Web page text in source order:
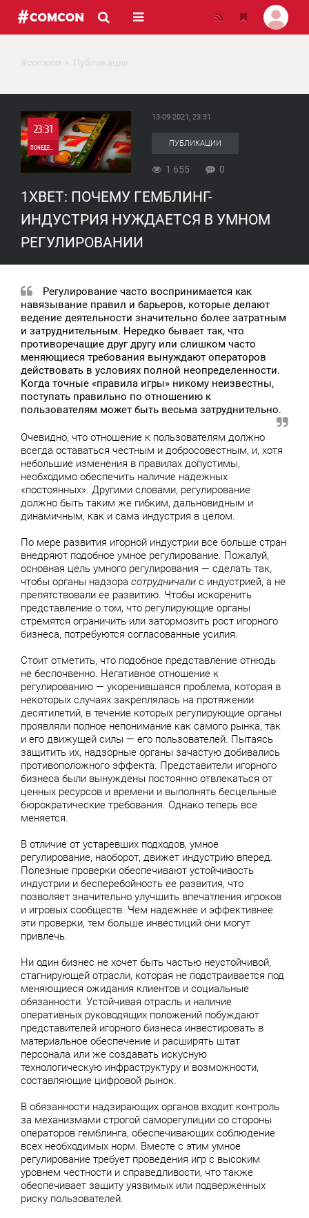
#comcon Публикации
23:31
ПОНЕДЕЛЬНИК
0
13-09-2021, 23:31
ПУБЛИКАЦИИ
1 655 0
1XBET: ПОЧЕМУ ГЕМБЛИНГ-
ИНДУСТРИЯ НУЖДАЕТСЯ В УМНОМ
РЕГУЛИРОВАНИИ
Регулирование часто воспринимается как
навязывание правил и барьеров, которые делают
ведение деятельности значительно более затратным
и затруднительным. Нередко бывает так, что
противоречащие друг другу или слишком часто
меняющиеся требования вынуждают операторов
действовать в условиях полной неопределенности.
Когда точные «правила игры» никому неизвестны,
поступать правильно по отношению к
пользователям может быть весьма затруднительно.
Очевидно, что отношение к пользователям должно
всегда оставаться честным и добросовестным, и, хотя
небольшие изменения в правилах допустимы,
необходимо обеспечить наличие надежных
«постоянных». Другими словами, регулирование
должно быть таким же гибким, дальновидным и
динамичным, как и сама индустрия в целом.
По мере развития игорной индустрии все больше стран
внедряют подобное умное регулирование. Пожалуй,
основная цель умного регулирования — сделать так,
чтобы органы надзора сотрудничали с индустрией, а не
препятствовали ее развитию. Чтобы искоренить
представление о том, что регулирующие органы
стремятся ограничить или затормозить рост игорного
бизнеса, потребуются согласованные усилия.
Стоит отметить, что подобное представление отнюдь
не беспочвенно. Негативное отношение к
регулированию — укоренившаяся проблема, которая в
некоторых случаях закреплялась на протяжении
десятилетий, в течение которых регулирующие органы
проявляли полное непонимание как самого рынка, так
и его движущей силы — его пользователей. Пытаясь
защитить их, надзорные органы зачастую добивались
противоположного эффекта. Представители игорного
бизнеса были вынуждены постоянно отвлекаться от
ценных ресурсов и времени и выполнять бесцельные
бюрократические требования. Однако теперь все
меняется.
В отличие от устаревших подходов, умное
регулирование, наоборот, движет индустрию вперед.
Полезные проверки обеспечивают устойчивость
индустрии и бесперебойность ее развития, что
позволяет значительно улучшить впечатления игроков
и игровых сообществ. Чем надежнее и эффективнее
эти проверки, тем больше инвестиций они могут
привлечь.
Ни один бизнес не хочет быть частью неустойчивой,
стагнирующей отрасли, которая не подстраивается под
меняющиеся ожидания клиентов и социальные
обязанности. Устойчивая отрасль и наличие
оперативных руководящих положений побуждают
представителей игорного бизнеса инвестировать в
материальное обеспечение и расширять штат
персонала или же создавать искусную
технологическую инфраструктуру и возможности,
составляющие цифровой рынок.
В обязанности надзирающих органов входит контроль
за механизмами строгой саморегулиции со стороны
операторов гемблинга, обеспечивающих соблюдение
всех необходимых норм. Вместе с этим умное
регулирование требует проведения игр с высоким
уровнем честности и справедливости, что также
обеспечивает защиту уязвимых или подверженных
риску пользователей.